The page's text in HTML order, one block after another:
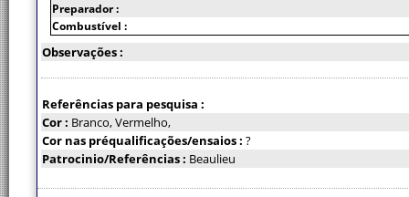
Preparador :
Combustível :
Observações :
Referências para pesquisa :
Cor : Branco, Vermelho,
Cor nas préqualificações/ensaios : ?
Patrocinio/Referências : Beaulieu